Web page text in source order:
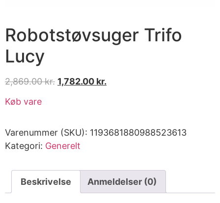
Robotstøvsuger Trifo
Lucy
2,869.00kr. 1,782.00 kr.
Køb vare
Varenummer (SKU): 1193681880988523613
Kategori: Generelt
Beskrivelse Anmeldelser (0)